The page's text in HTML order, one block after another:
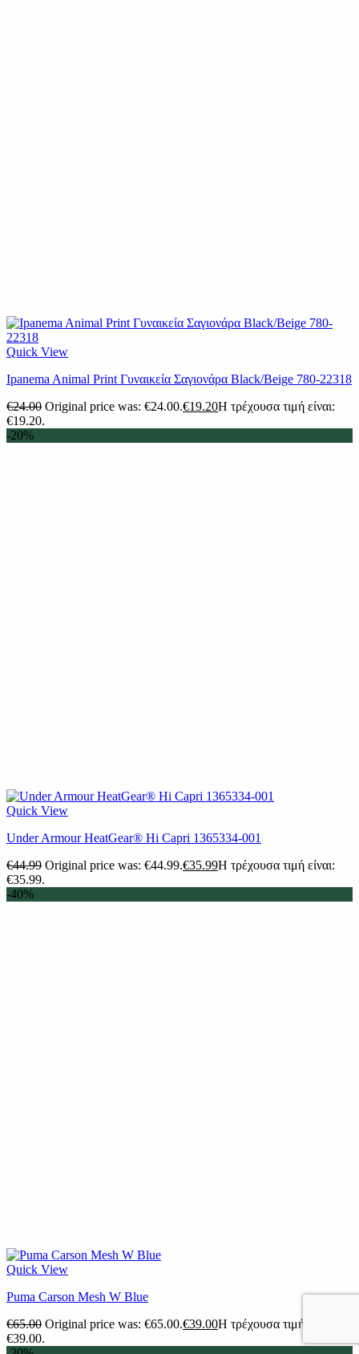
Quick View
Ipanema Animal Print Γυναικεία Σαγιονάρα Black/Beige 780-22318
€24.00 Original price was: €24.00.€19.20Η τρέχουσα τιμή είναι:
€19.20.
-20%
Quick View
Under Armour HeatGear® Hi Capri 1365334-001
€44.99 Original price was: €44.99.€35.99Η τρέχουσα τιμή είναι:
€35.99.
-40%
Quick View
Puma Carson Mesh W Blue
€65.00 Original price was: €65.00.€39.00Η τρέχουσα τιμή είναι:
€39.00.